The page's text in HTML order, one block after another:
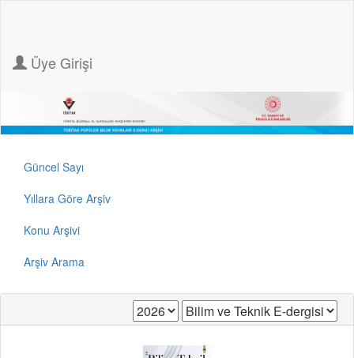
Üye Girişi
Güncel Sayı
Yıllara Göre Arşiv
Konu Arşivi
Arşiv Arama